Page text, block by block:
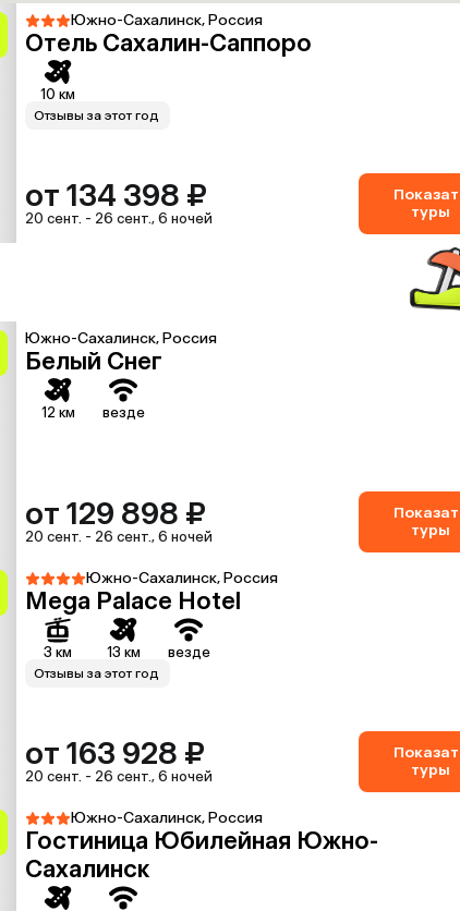
Южно-Сахалинск, Россия
Отель Сахалин-Саппоро
10 км
Отзывы за этот год
от 134 398 ₽
20 сент. - 26 сент., 6 ночей
туры
Южно-Сахалинск, Россия
Белый Снег
12 км везде
от 129 898 ₽
20 сент. - 26 сент., 6 ночей
туры
Южно-Сахалинск, Россия
Mega Palace Hotel
3 км 13 км везде
Отзывы за этот год
от 163 928 ₽
20 сент. - 26 сент., 6 ночей
туры
Южно-Сахалинск, Россия
Гостиница Юбилейная Южно-
Сахалинск